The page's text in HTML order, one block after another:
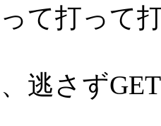
て打って
逃さず